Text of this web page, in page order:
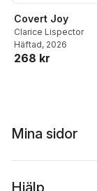
Covert Joy
Clarice Lispector
Häftad, 2026
268 kr
Mina sidor
Hjälp